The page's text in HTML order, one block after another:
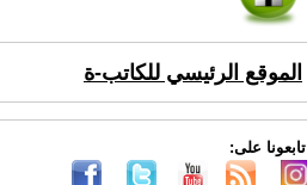
الموقع الرئيسي للكاتب-ة
تابعونا على: